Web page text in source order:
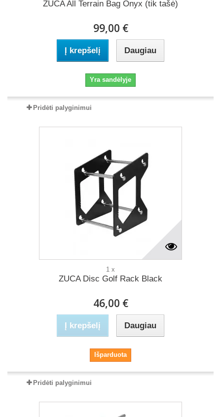
ZUCA All Terrain Bag Onyx (tik tašė)
99,00 €
Į krepšelį Daugiau
Yra sandėlyje
Pridėti palyginimui
1 x
ZUCA Disc Golf Rack Black
46,00 €
Į krepšelį Daugiau
Išparduota
Pridėti palyginimui